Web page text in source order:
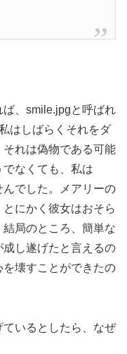
、smile.jpgと呼ばれ
はしばらくそれをダ
れは偽物である可能
なくても、私は
でした。メアリーの
にかく彼女はおそら
局のところ、簡単な
し遂げたと言えるの
壊すことができたの
いるとしたら、なぜ